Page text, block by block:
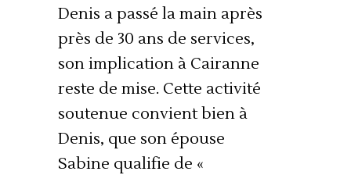
Denis a passé la main après
près de 30 ans de services,
son implication à Cairanne
reste de mise. Cette activité
soutenue convient bien à
Denis, que son épouse
Sabine qualifie de «